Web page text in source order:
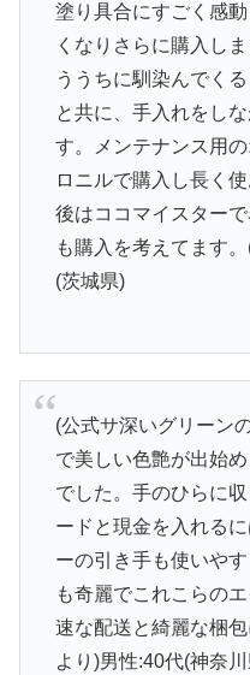
塗り具合にすごく感
くなりさらに購入し
ううちに馴染んでく
と共に、手入れをし
す。メンテナンス用
ロニルで購入し長く
後はココマイスター
も購入を考えてます
(茨城県)
(公式サ深いグリーン
で美しい色艶が出始
でした。手のひらに
ードと現金を入れる
ーの引き手も使いや
も奇麗でこれこらの
速な配送と綺麗な梱
より)男性:40代(神奈